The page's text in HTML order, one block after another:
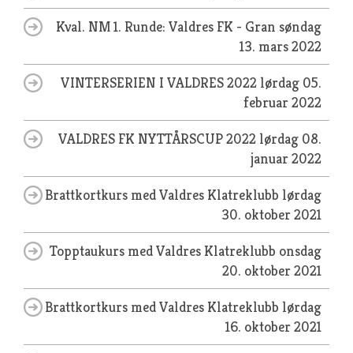
Kval. NM 1. Runde: Valdres FK - Gran søndag
13. mars 2022
VINTERSERIEN I VALDRES 2022 lørdag 05.
februar 2022
VALDRES FK NYTTÅRSCUP 2022 lørdag 08.
januar 2022
Brattkortkurs med Valdres Klatreklubb lørdag
30. oktober 2021
Topptaukurs med Valdres Klatreklubb onsdag
20. oktober 2021
Brattkortkurs med Valdres Klatreklubb lørdag
16. oktober 2021